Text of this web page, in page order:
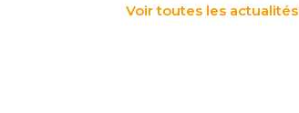
Voir toutes les actualités